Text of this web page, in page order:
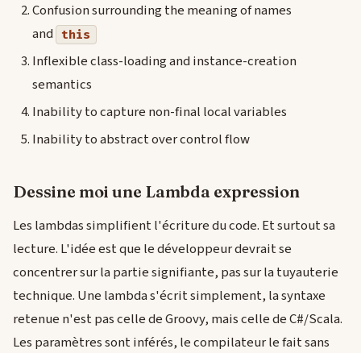
Confusion surrounding the meaning of names
and this
Inflexible class-loading and instance-creation
semantics
Inability to capture non-final local variables
Inability to abstract over control flow
Dessine moi une Lambda expression
Les lambdas simplifient l'écriture du code. Et surtout sa
lecture. L'idée est que le développeur devrait se
concentrer sur la partie signifiante, pas sur la tuyauterie
technique. Une lambda s'écrit simplement, la syntaxe
retenue n'est pas celle de Groovy, mais celle de C#/Scala.
Les paramètres sont inférés, le compilateur le fait sans